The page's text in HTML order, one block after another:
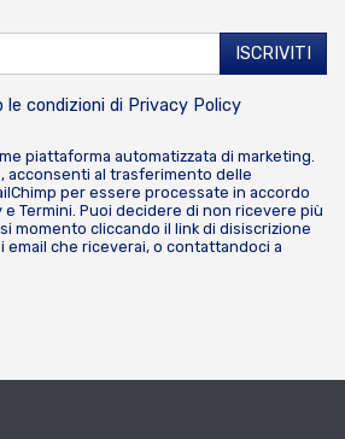
condizioni di Privacy Policy
piattaforma automatizzata di marketing.
acconsenti al trasferimento delle
per essere processate in accordo
e Termini. Puoi decidere di non ricevere più
momento cliccando il link di disiscrizione
che riceverai, o contattandoci a